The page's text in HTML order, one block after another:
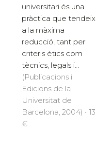
universitari és una
pràctica que tendeix
a la màxima
reducció, tant per
criteris ètics com
tècnics, legals i...
(Publicacions i
Edicions de la
Universitat de
Barcelona, 2004) · 13
€